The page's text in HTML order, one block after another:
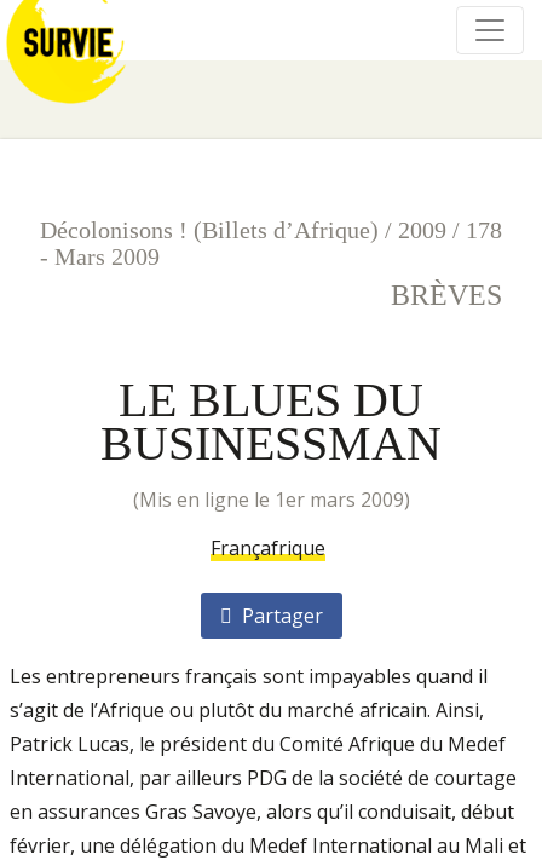
Décolonisons ! (Billets d’Afrique) / 2009 / 178
- Mars 2009
BRÈVES
LE BLUES DU
BUSINESSMAN
(mis en ligne le 1er mars 2009)
Françafrique
Partager
Les entrepreneurs français sont impayables quand il
s’agit de l’Afrique ou plutôt du marché africain. Ainsi,
Patrick Lucas, le président du Comité Afrique du Medef
International, par ailleurs PDG de la société de courtage
en assurances Gras Savoye, alors qu’il conduisait, début
février, une délégation du Medef International au Mali et